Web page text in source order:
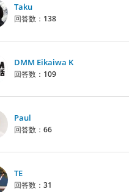
Taku
回答数： 138
DMM Eikaiwa K
回答数： 109
Paul
回答数： 66
TE
回答数： 31